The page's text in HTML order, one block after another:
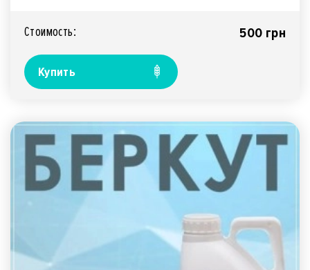
Стоимость: 500 грн
Купить